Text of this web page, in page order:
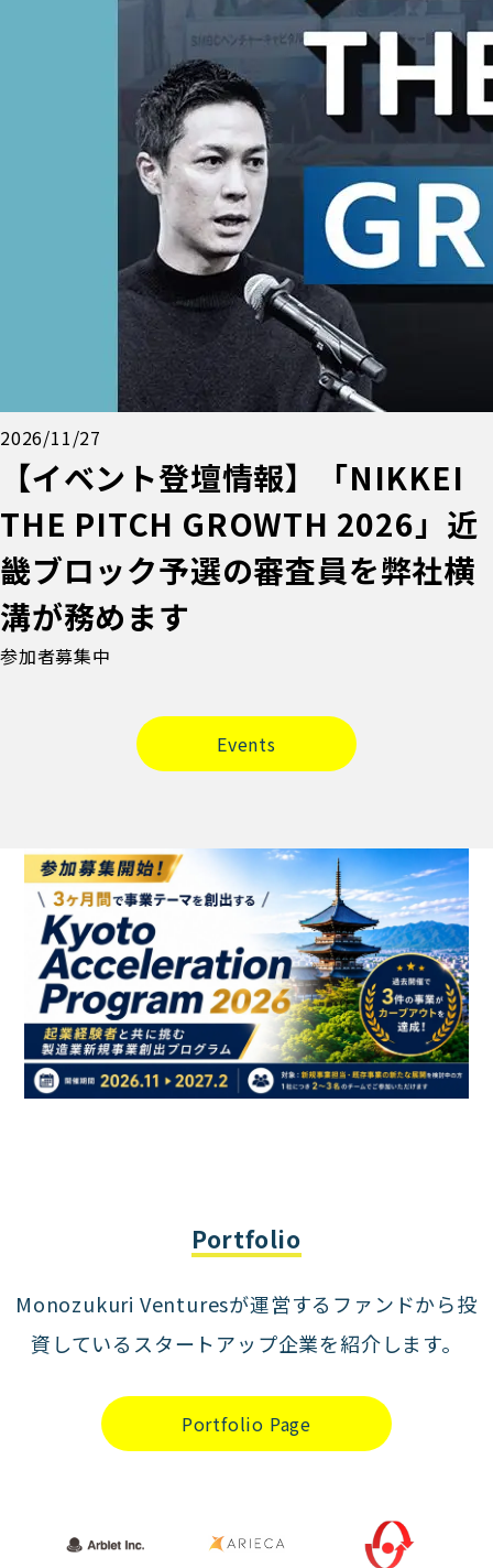
2026/11/27
【イベント登壇情報】「NIKKEI
THE PITCH GROWTH 2026」近
畿ブロック予選の審査員を弊社横
溝が務めます
参加者募集中
Events
Portfolio
Monozukuri Venturesが運営するファンドから投
資しているスタートアップ企業を紹介します。
Portfolio Page